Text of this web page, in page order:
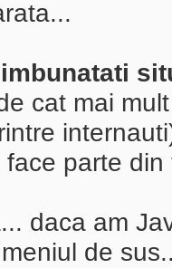
cat mai
parte
daca am
de